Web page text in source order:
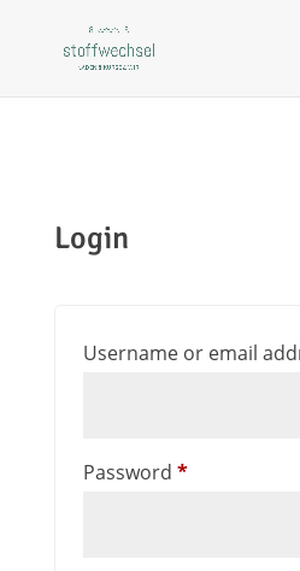
Login
Username or email
Password *